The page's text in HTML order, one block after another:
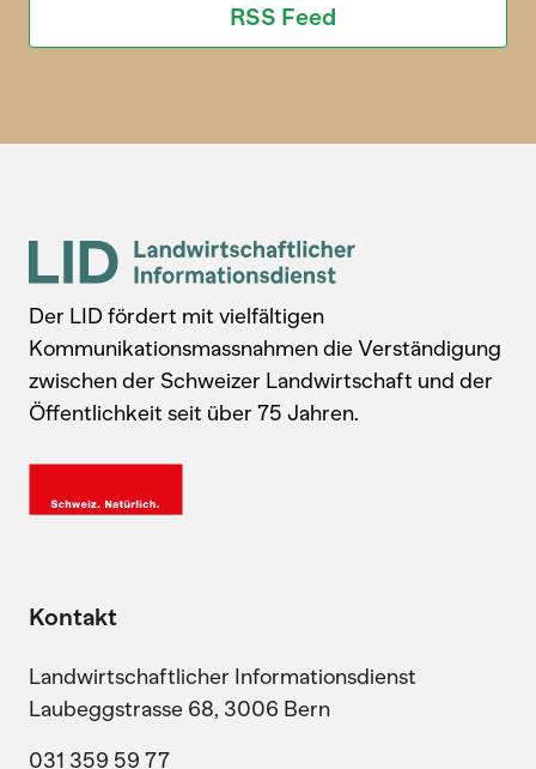
RSS Feed
Der LID fördert mit vielfältigen
Kommunikationsmassnahmen die Verständigung
zwischen der Schweizer Landwirtschaft und der
Öffentlichkeit seit über 75 Jahren.
Kontakt
Landwirtschaftlicher Informationsdienst
Laubeggstrasse 68, 3006 Bern
031 359 59 77